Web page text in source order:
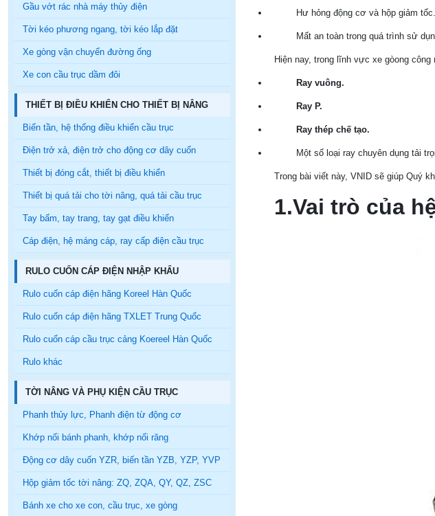
Gầu vớt rác nhà máy thủy điện
Tời kéo phương ngang, tời kéo lắp đặt
Xe gòng vận chuyển đường ống
Xe con cầu trục dầm đôi
THIẾT BỊ ĐIỀU KHIỂN CHO THIẾT BỊ NÂNG
Biến tần, hệ thống điều khiển cầu trục
Điện trở xả, điện trở cho động cơ dây cuốn
Thiết bị đóng cắt, thiết bị điều khiển
Thiết bị quá tải cho tời nâng, quá tải cầu trục
Tay bấm, tay trang, tay gạt điều khiển
Cáp điện, hệ máng cáp, ray cấp điện cầu trục
RULO CUỐN CÁP ĐIỆN NHẬP KHẨU
Rulo cuốn cáp điện hãng Koreel Hàn Quốc
Rulo cuốn cáp điện hãng TXLET Trung Quốc
Rulo cuốn cáp cầu trục cảng Koereel Hàn Quốc
Rulo khác
TỜI NÂNG VÀ PHỤ KIỆN CẦU TRỤC
Phanh thủy lực, Phanh điện từ động cơ
Khớp nối bánh phanh, khớp nối răng
Động cơ dây cuốn YZR, biến tần YZB, YZP, YVP
Hộp giảm tốc tời nâng: ZQ, ZQA, QY, QZ, ZSC
Bánh xe cho xe con, cầu trục, xe gòng
Hư hỏng động cơ và hộp giảm tốc.
Mất an toàn trong quá trình sử
Hiện nay, trong lĩnh vực xe gòong
Ray vuông.
Ray P.
Ray thép chế tạo.
Một số loại ray chuyên dụng tải
Trong bài viết này, VNID sẽ giúp Quý
1.Vai trò của